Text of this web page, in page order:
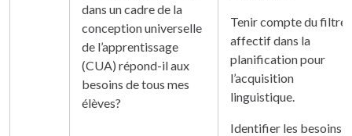
dans un cadre de la
conception universelle
de l’apprentissage
(CUA) répond-il aux
besoins de tous mes
élèves?
Tenir compte du filtre
affectif dans la
planification pour
l’acquisition
linguistique.
Identifier les besoins